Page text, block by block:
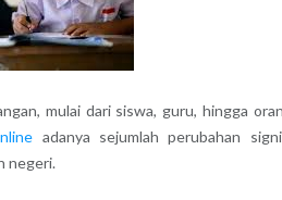
mulai dari siswa, guru, hingga
adanya sejumlah perubahan
negeri.